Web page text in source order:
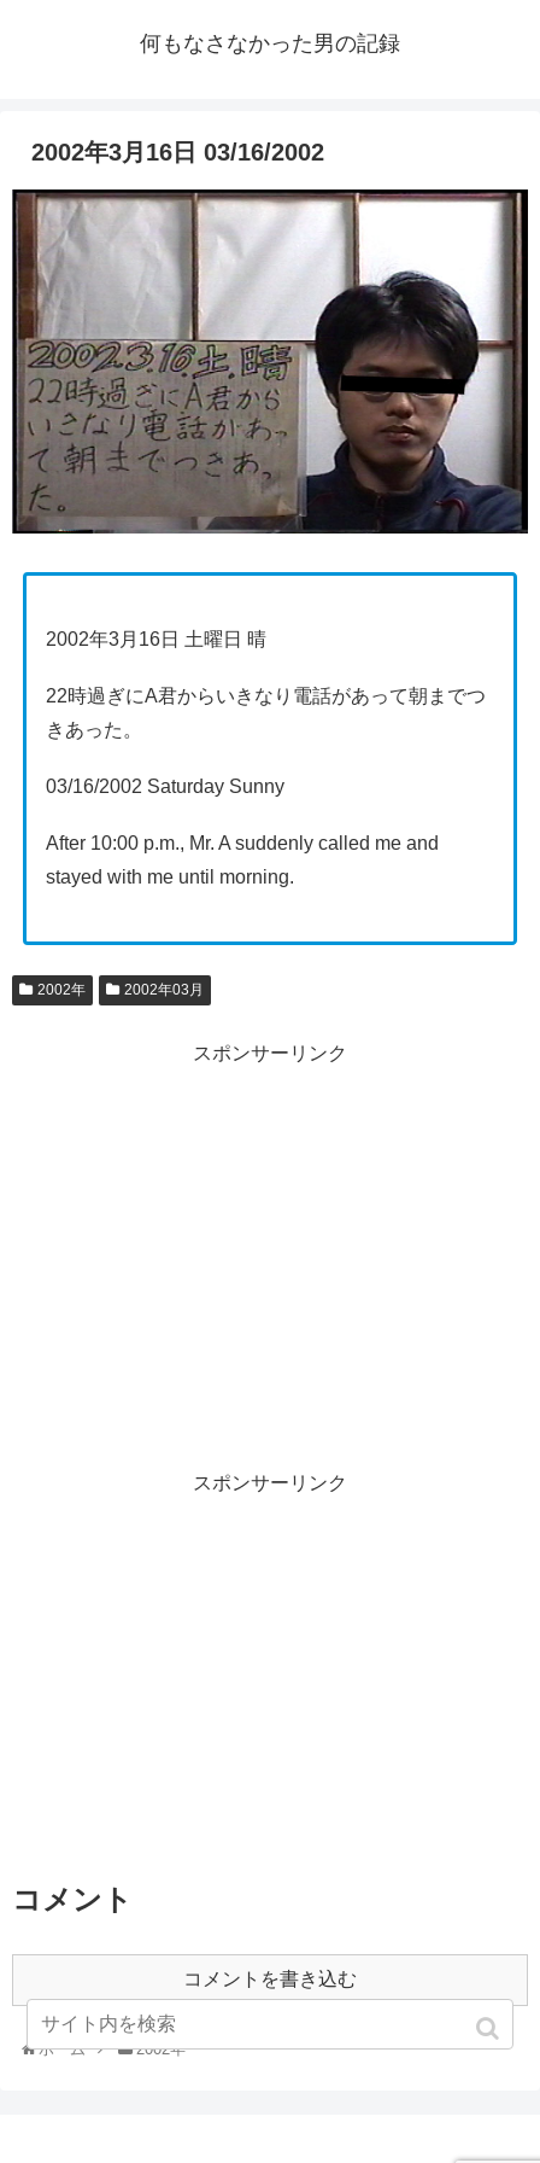
何もなさなかった男の記録
2002年3月16日 03/16/2002
2002年3月16日 土曜日 晴
22時過ぎにA君からいきなり電話があって朝までつ
きあった。
03/16/2002 Saturday Sunny
After 10:00 p.m., Mr. A suddenly called me and
stayed with me until morning.
2002年 2002年03月
スポンサーリンク
スポンサーリンク
コメント
コメントを書き込む
ホーム 2002年